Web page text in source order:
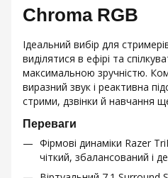
Chroma RGB
Ідеальний вибір для
виділятися в ефірі та
максимальною зручністю.
виразний звук і реактивна
стрими, дзвінки й навчання
Переваги
Фірмові динаміки Razer
чіткий, збалансований і